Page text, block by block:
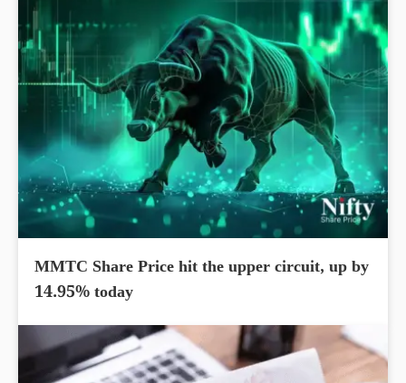
MMTC Share Price hit the upper circuit, up by
14.95% today